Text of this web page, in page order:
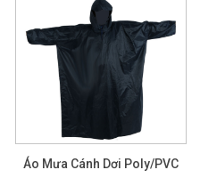
Áo Mưa Cánh Dơi Poly/PVC